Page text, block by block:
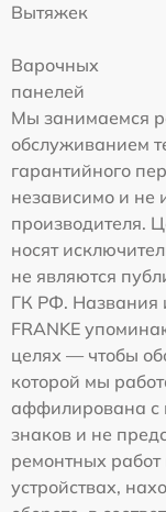
Вытяжек
Варочных
панелей
Мы занимаемся
обслуживанием
гарантийного
независимо и не
производителя.
носят
не являются
ГК РФ. Названия
FRANKE
целях — чтобы
которой мы
аффилирована с
знаков и не
ремонтных
устройствах,